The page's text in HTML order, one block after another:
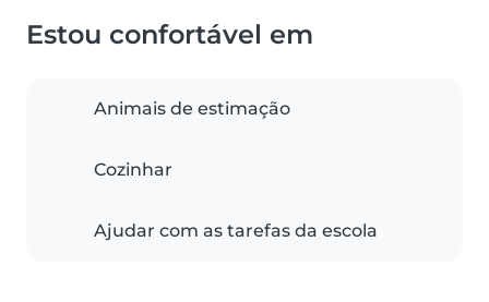
Estou confortável em
Animais de estimação
Cozinhar
Ajudar com as tarefas da escola